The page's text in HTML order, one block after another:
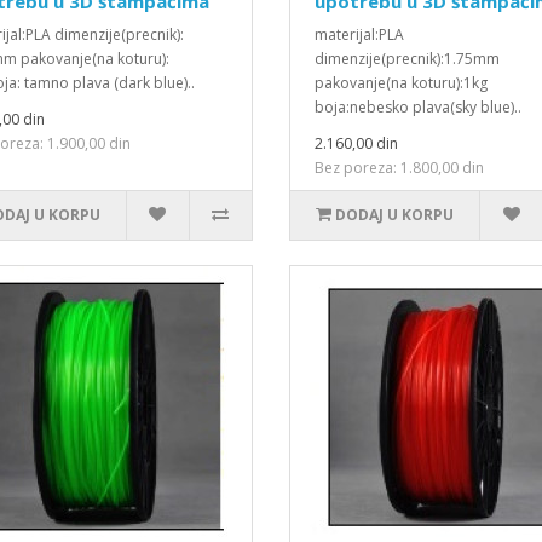
dimenzije(precnik):
pakovanje(na koturu):
tamno plava (dark blue)..
din
1.900,00 din
U KORPU
materijal:PLA
dimenzije(precnik):1.75mm
pakovanje(na koturu):1kg
boja:nebesko plava(sky blue)..
2.160,00 din
Bez poreza: 1.800,00 din
DODAJ U KORPU